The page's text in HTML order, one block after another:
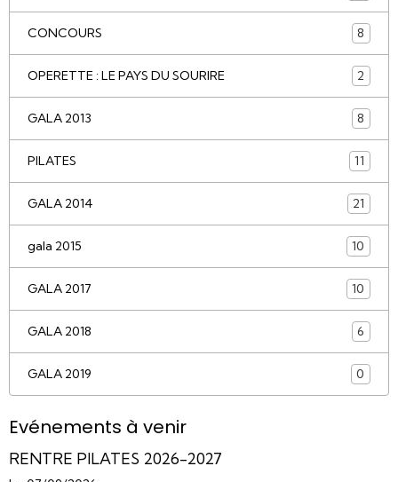
CONCOURS 8
OPERETTE : LE PAYS DU SOURIRE 2
GALA 2013 8
PILATES 11
GALA 2014 21
gala 2015 10
GALA 2017 10
GALA 2018 6
GALA 2019 0
Evénements à venir
RENTRE PILATES 2026-2027